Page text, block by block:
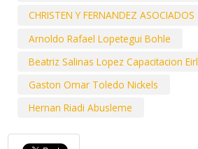
CHRISTEN Y FERNANDEZ ASOCIADOS
Arnoldo Rafael Lopetegui Bohle
Beatriz Salinas Lopez Capacitacion Eirl
Gaston Omar Toledo Nickels
Hernan Riadi Abusleme